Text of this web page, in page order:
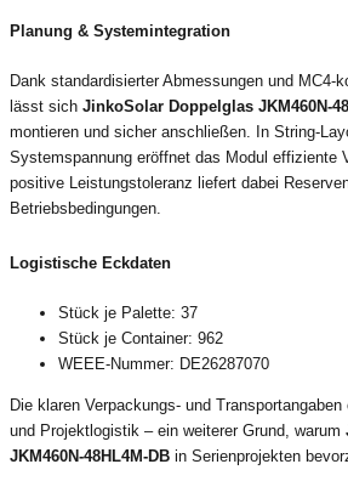
Planung & Systemintegration
Dank standardisierter Abmessungen und MC4-
lässt sich JinkoSolar Doppelglas JKM460N-
montieren und sicher anschließen. In String-
Systemspannung eröffnet das Modul effiziente
positive Leistungstoleranz liefert dabei
Betriebsbedingungen.
Logistische Eckdaten
Stück je Palette: 37
Stück je Container: 962
WEEE-Nummer: DE26287070
Die klaren Verpackungs- und
und Projektlogistik – ein weiterer Grund, warum
JKM460N-48HL4M-DB in Serienprojekten